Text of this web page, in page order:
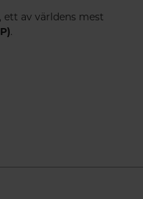
, ett av världens mest
.